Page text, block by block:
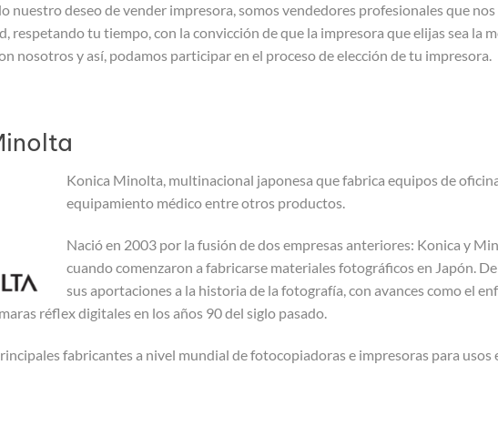
nuestro deseo de vender impresora, somos vendedores profesionales que
respetando tu tiempo, con la convicción de que la impresora que elijas sea la
nosotros y así, podamos participar en el proceso de elección de tu impresora.
Konica Minolta, multinacional japonesa que fabrica equipos de
equipamiento médico entre otros productos.
Nació en 2003 por la fusión de dos empresas anteriores: Konica y
cuando comenzaron a fabricarse materiales fotográficos en Japón.
sus aportaciones a la historia de la fotografía, con avances como el
réflex digitales en los años 90 del siglo pasado.
fabricantes a nivel mundial de fotocopiadoras e impresoras para usos